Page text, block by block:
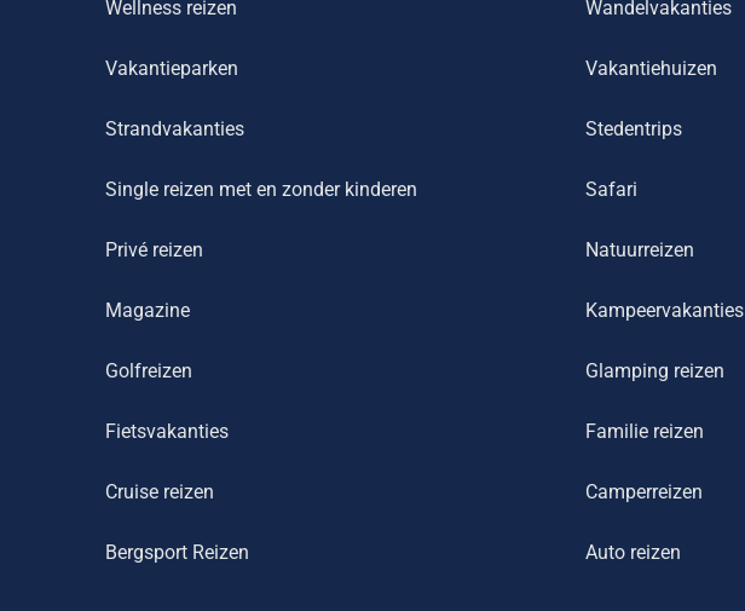
Wellness reizen Wandelvakanties
Vakantieparken Vakantiehuizen
Strandvakanties Stedentrips
Single reizen met en zonder kinderen Safari
Privé reizen Natuurreizen
Magazine Kampeervakanties
Golfreizen Glamping reizen
Fietsvakanties Familie reizen
Cruise reizen Camperreizen
Bergsport Reizen Auto reizen